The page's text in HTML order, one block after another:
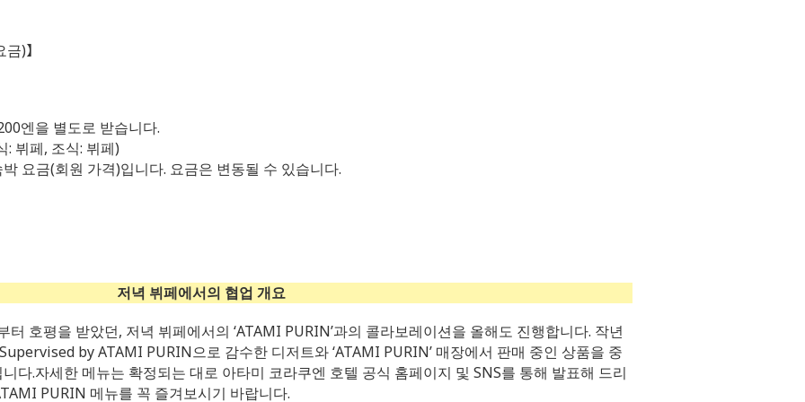
)】
엔을 별도로 받습니다.
뷔페, 조식: 뷔페)
요금(회원 가격)입니다. 요금은 변동될 수 있습니다.
저녁 뷔페에서의 협업 개요
호평을 받았던, 저녁 뷔페에서의 ‘ATAMI PURIN’과의 콜라보레이션을 올해도 진행합니다. 작년
by ATAMI PURIN으로 감수한 디저트와 ‘ATAMI PURIN’ 매장에서 판매 중인 상품을 중
다.자세한 메뉴는 확정되는 대로 아타미 코라쿠엔 호텔 공식 홈페이지 및 SNS를 통해 발표해 드리
PURIN 메뉴를 꼭 즐겨보시기 바랍니다.